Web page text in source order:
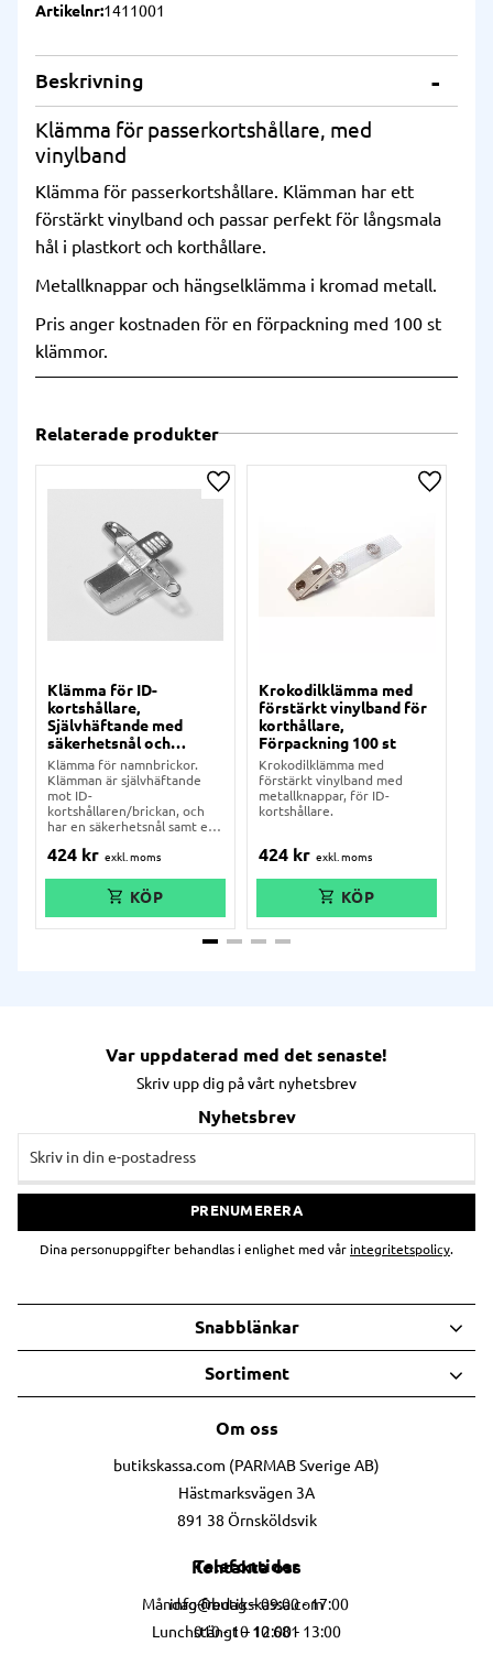
Artikelnr 1411001
Beskrivning
Klämma för passerkortshållare, med
vinylband
Klämma för passerkortshållare. Klämman har ett
förstärkt vinylband och passar perfekt för långsmala
hål i plastkort och korthållare.
Metallknappar och hängselklämma i kromad metall.
Pris anger kostnaden för en förpackning med 100 st
klämmor.
Relaterade produkter
Klämma för ID-
kortshållare,
Självhäftande med
säkerhetsnål och
krokodilklämma,
Förpackning 100 st
Klämma för namnbrickor.
Klämman är självhäftande
mot ID-
kortshållaren/brickan, och
har en säkerhetsnål samt en
424 kr
Lägg till i önskelista
Krokodilklämma med
förstärkt vinylband för
korthållare,
Förpackning 100 st
Krokodilklämma med
förstärkt vinylband med
metallknappar, för ID-
kortshållare.
424 kr
Lägg till
Var uppdaterad med det senaste!
Skriv upp dig på vårt nyhetsbrev
Nyhetsbrev
PRENUMERERA
Dina personuppgifter behandlas i enlighet med vår integritetspolicy.
Om oss
butikskassa.com (PARMAB Sverige AB)
Hästmarksvägen 3A
891 38 Örnsköldsvik
Kontakta oss
info@butikskassa.com
010 - 10 10 681
Telefontider
Måndag-fredag – 09:00 - 17:00
Lunchstängt – 12:00 - 13:00
Snabblänkar
Sortiment